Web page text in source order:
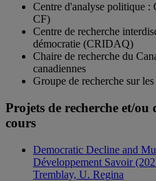
Centre d'analyse politique :
CF)
Centre de recherche
démocratie (CRIDAQ)
Chaire de recherche du
canadiennes
Groupe de recherche sur
Projets de recherche et/ou
cours
Democratic Decline and
Développement Savoir
Tremblay, U. Regina